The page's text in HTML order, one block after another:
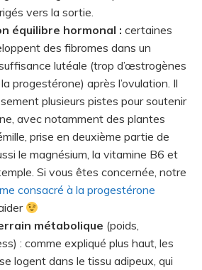
vers la sortie.
équilibre hormonal : certaines
des fibromes dans un
lutéale (trop d’œstrogènes
progestérone) après l’ovulation. Il
plusieurs pistes pour soutenir
avec notamment des plantes
prise en deuxième partie de
le magnésium, la vitamine B6 et
Si vous êtes concernée, notre
consacré à la progestérone
métabolique (poids,
: comme expliqué plus haut, les
logent dans le tissu adipeux, qui